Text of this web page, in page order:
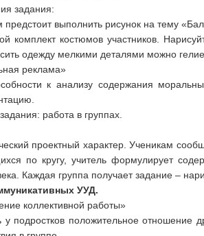
задания:
предстоит выполнить рисунок на тему
комплект костюмов участников.
одежду мелкими деталями можно
реклама»
к анализу содержания
работа в группах.
проектный характер. Ученикам
по кругу, учитель формулирует
Каждая группа получает задание –
УУД.
коллективной работы»
у подростков положительное отношение